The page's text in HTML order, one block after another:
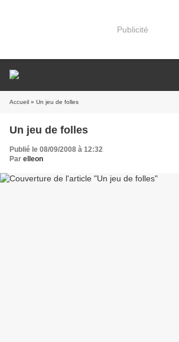
Publicité
Accueil » Un jeu de folles
Un jeu de folles
Publié le 08/09/2008 à 12:32
Par elleon